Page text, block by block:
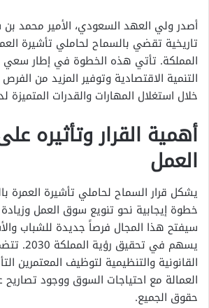
أصدر ولي العهد السعودي، الأمير محمد
تاريخية تقضي بالسماح لحاملي تأشيرة
المملكة. تأتي هذه الخطوة في إطار سعي
التنمية الاقتصادية وتوفير المزيد من
خلال استغلال المهارات والقدرات المتميزة
أهمية القرار وتأثيره
العمل
يشكل قرار السماح لحاملي تأشيرة العمرة
خطوة إيجابية نحو تنويع سوق العمل
سيفتح هذا المجال فرصاً جديدة للشباب
يسهم في
القانونية والتنظيمية لتوظيف المعتمرين
العمالة مع احتياجات السوق ووجود
حقوق الجميع.